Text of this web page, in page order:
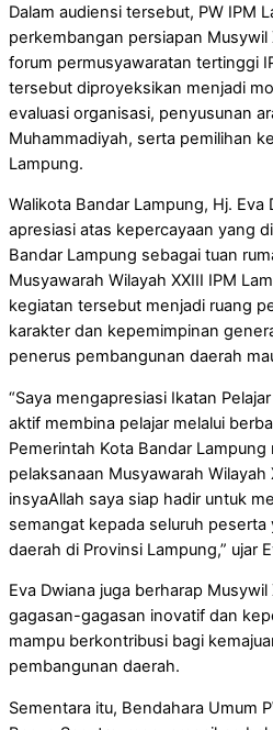
Dalam audiensi tersebut, PW IPM
perkembangan persiapan Musywil
forum permusyawaratan tertinggi
tersebut diproyeksikan menjadi
evaluasi organisasi, penyusunan
Muhammadiyah, serta pemilihan
Lampung.
Walikota Bandar Lampung, Hj. Eva
apresiasi atas kepercayaan yang
Bandar Lampung sebagai tuan
Musyawarah Wilayah XXIII IPM
kegiatan tersebut menjadi ruang
karakter dan kepemimpinan
penerus pembangunan daerah
“Saya mengapresiasi Ikatan
aktif membina pelajar melalui
Pemerintah Kota Bandar
pelaksanaan Musyawarah Wilayah
insyaAllah saya siap hadir untuk
semangat kepada seluruh
daerah di Provinsi Lampung,” ujar
Eva Dwiana juga berharap
gagasan-gagasan inovatif dan
mampu berkontribusi bagi
pembangunan daerah.
Sementara itu, Bendahara Umum